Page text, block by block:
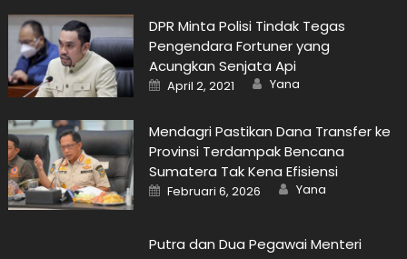
DPR Minta Polisi Tindak Tegas
Pengendara Fortuner yang
Acungkan Senjata Api
Posted
on
April 2, 2021 Author
Yana
Mendagri Pastikan Dana Transfer ke
Provinsi Terdampak Bencana
Sumatera Tak Kena Efisiensi
Posted
on
Februari 6, 2026 Author
Yana
Putra dan Dua Pegawai Menteri